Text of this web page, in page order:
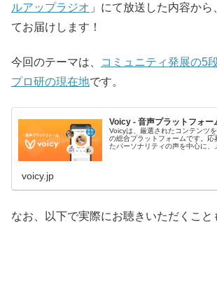
ルアップラジオ 」にて放送した内容か
てお届けします！
今回のテーマは、
コミュニティ発展の5
プロ研の現在地です。
Voicy - 音声プラットフォー
Voicyは、厳選されたコンテンツ
の総合プラットフォームです。
たパーソナリティの声を中心に、
voicy.jp
なお、以下で実際にお聴きいただくこと